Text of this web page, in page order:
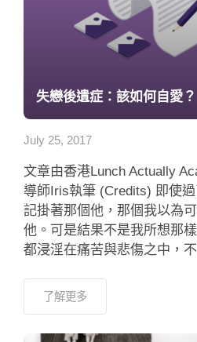
失戀後遺症：該如何自愛？
July 25, 2017
文章由香港Lunch Actually
導師Iris執筆 (Credits) 即使
記掛著那個他，那個我以為
他。可是結果不是我所想那
都浸淫在痛苦與悲傷之中，
了解更多